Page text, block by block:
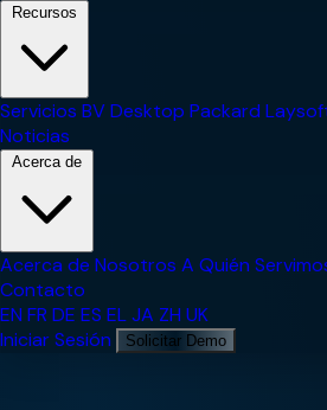
Recursos
Servicios BV Desktop Packard
Noticias
Acerca de
Acerca de Nosotros A Quién
Contacto
EN FR DE ES ELJA ZH UK
Iniciar Sesión
Solicitar Demo